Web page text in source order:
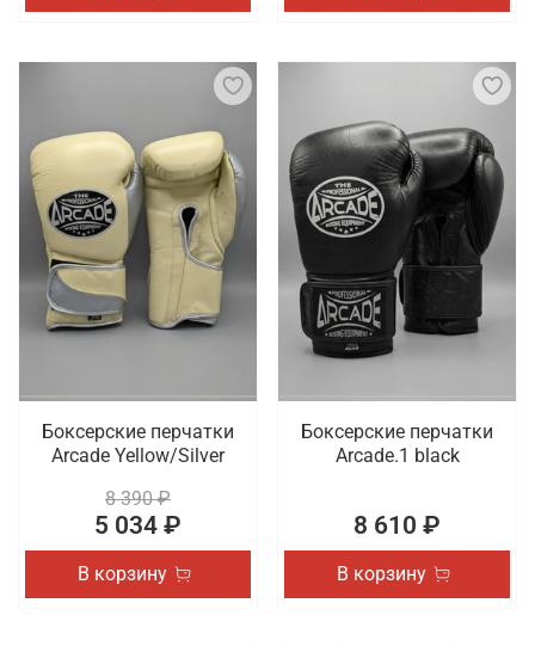
Боксерские перчатки
Arcade Yellow/Silver
8 390 ₽
5 034 ₽
В корзину
Боксерские перчатки
Arcade.1 black
8 610 ₽
В корзину